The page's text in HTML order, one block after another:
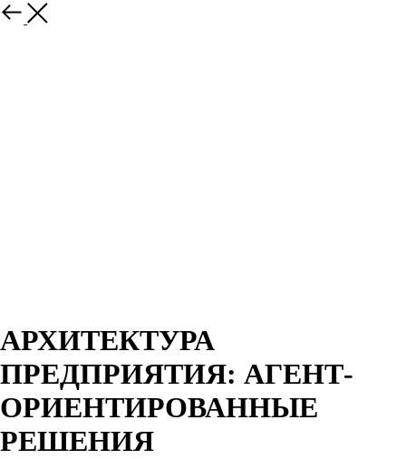
Назад
АРХИТЕКТУРА
ПРЕДПРИЯТИЯ: АГЕНТ-
ОРИЕНТИРОВАННЫЕ
РЕШЕНИЯ